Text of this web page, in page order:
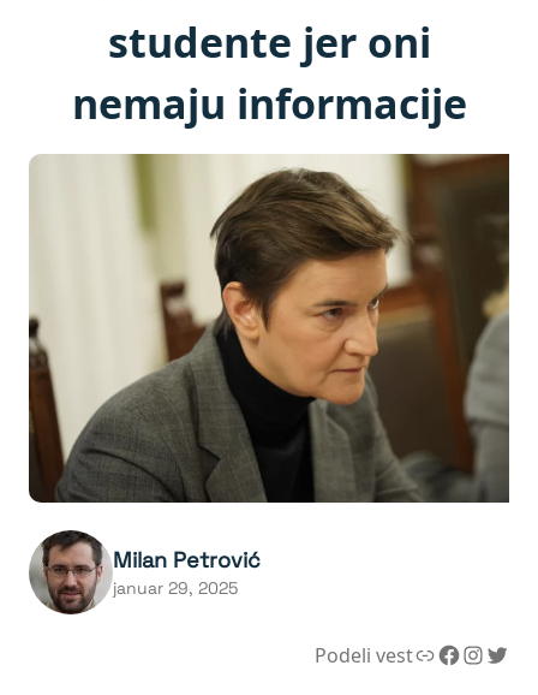
studente jer oni
nemaju informacije
Milan Petrović
januar 29, 2025
Podeli vestLink Facebook InstagramTwitter